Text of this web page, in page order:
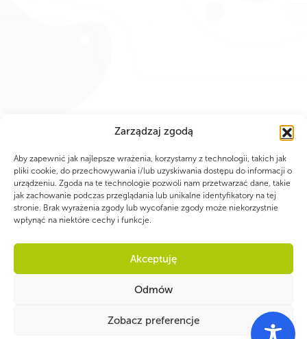
Zarządzaj zgodą
Aby zapewnić jak najlepsze wrażenia, korzystamy z technologii, takich jak
pliki cookie, do przechowywania i/lub uzyskiwania dostępu do informacji o
urządzeniu. Zgoda na te technologie pozwoli nam przetwarzać dane, takie
jak zachowanie podczas przeglądania lub unikalne identyfikatory na tej
stronie. Brak wyrażenia zgody lub wycofanie zgody może niekorzystnie
wpłynąć na niektóre cechy i funkcje.
Akceptuję
Odmów
Zobacz preferencje